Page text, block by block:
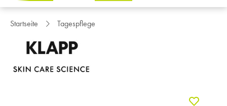
Startseite Tagespflege